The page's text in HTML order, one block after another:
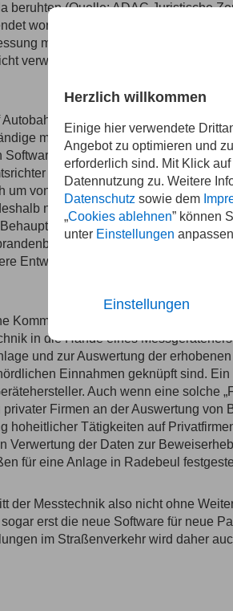
Herzlich willkommen
Einige hier verwendete
Angebot zu optimieren und
erforderlich sind. Mit Klick
Datennutzung zu. Weitere
Datenschutz sowie dem
„Cookies ablehnen” können
unter Einstellungen
Einstellungen
beruhten (Quelle: ADAC Juristische
worden. Manch ein vermeintlicher
mit nicht standardisierter Technik
verwertbar war. Folge: Einstellung
Autobahnen eingesetzt, findet bei
meinen, dass die Messwerte nicht
liege. Diese Kritik trifft
nimmt solche Kritik aber auf.
um von der physikalisch-technischen
nach der Rechtsprechung des
unzuverlässiger
Gerichten Kritik am
Entwicklungen geben. Zweifel an der
Kommune mangels genügend eigener
in die Hände eines
und zur Auswertung der
Einnahmen geknüpft sind.
Auch wenn eine solche
Firmen an der Auswertung von
hoheitlicher Tätigkeiten auf
Verwertung der Daten zur
für eine Anlage in Radebeul
der Messtechnik also nicht ohne
erst die neue Software für neue
im Straßenverkehr wird daher